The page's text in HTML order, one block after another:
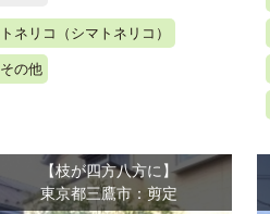
トネリコ（シマトネリコ）
その他
【枝が四方八方に】
東京都三鷹市：剪定